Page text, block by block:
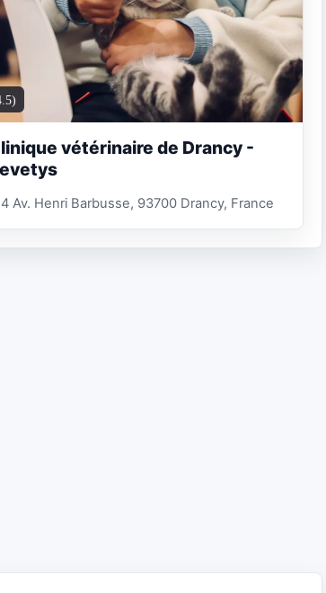
vétérinaire de Drancy -
Av. Henri Barbusse, 93700 Drancy, France